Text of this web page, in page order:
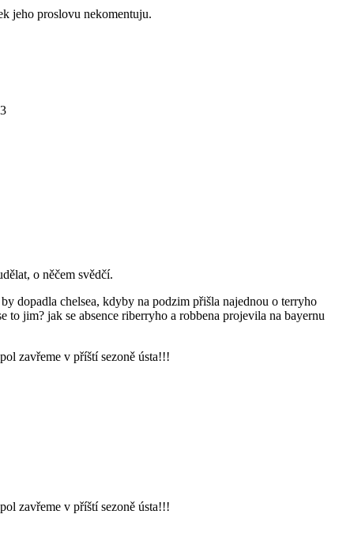
jeho proslovu nekomentuju.
o něčem svědčí.
dopadla chelsea, kdyby na podzim přišla najednou o terryho
jim? jak se absence riberryho a robbena projevila na bayernu
zavřeme v příští sezoně ústa!!!
zavřeme v příští sezoně ústa!!!